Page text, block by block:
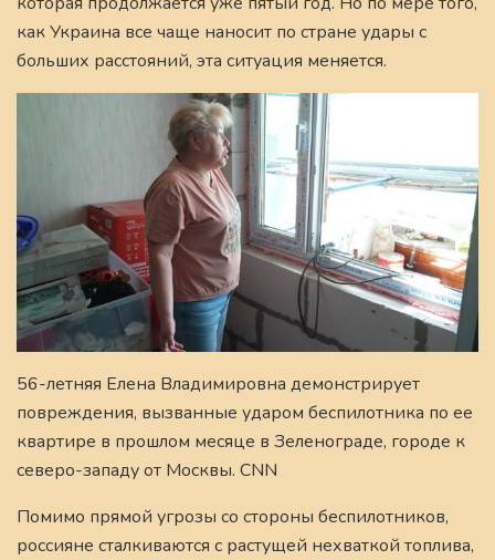
как Украина все чаще наносит по стране удары с
больших расстояний, эта ситуация меняется.
56-летняя Елена Владимировна демонстрирует
повреждения, вызванные ударом беспилотника по ее
квартире в прошлом месяце в Зеленограде, городе к
северо-западу от Москвы. CNN
Помимо прямой угрозы со стороны беспилотников,
россияне сталкиваются с растущей нехваткой топлива,